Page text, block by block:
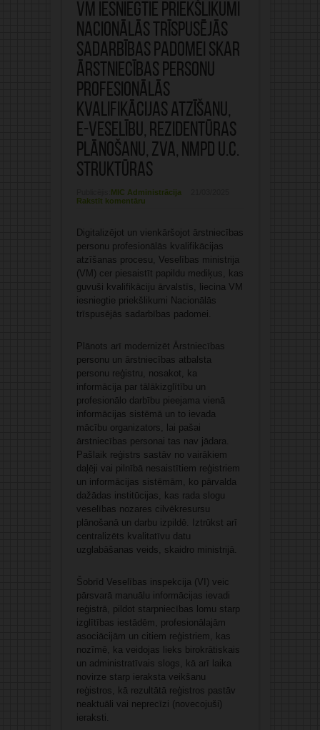
VM iesniegtie priekšlikumi
Nacionālās trīspusējās
sadarbības padomei skar
ārstniecības personu
profesionālās
kvalifikācijas atzīšanu,
e-veselību, rezidentūras
plānošanu, ZVA, NMPD u.c.
struktūras
MIC Administrācija
Rakstīt komentāru
Digitalizējot un vienkāršojot ārstniecības
personu profesionālās kvalifikācijas
atzīšanas procesu, Veselības ministrija
(VM) cer piesaistīt papildu mediķus, kas
guvuši kvalifikāciju ārvalstīs, liecina VM
iesniegtie priekšlikumi Nacionālās
trīspusējās sadarbības padomei.
Plānots arī modernizēt Ārstniecības
personu un ārstniecības atbalsta
personu reģistru, nosakot, ka
informācija par tālākizglītību un
profesionālo darbību pieejama vienā
informācijas sistēmā un to ievada
mācību organizators, lai pašai
ārstniecības personai tas nav jādara.
Pašlaik reģistrs sastāv no vairākiem
daļēji vai pilnībā nesaistītiem reģistriem
un informācijas sistēmām, ko pārvalda
dažādas institūcijas, kas rada slogu
veselības nozares cilvēkresursu
plānošanā un darbu izpildē. Iztrūkst arī
centralizēts kvalitatīvu datu
uzglabāšanas veids, skaidro ministrijā.
Šobrīd Veselības inspekcija (VI) veic
pārsvarā manuālu informācijas ievadi
reģistrā, pildot starpniecības lomu starp
izglītības iestādēm, profesionālajām
asociācijām un citiem reģistriem, kas
nozīmē, ka veidojas lieks birokrātiskais
un administratīvais slogs, kā arī laika
novirze starp ieraksta veikšanu
reģistros, kā rezultātā reģistros pastāv
neaktuāli vai neprecīzi (novecojuši)
ieraksti.